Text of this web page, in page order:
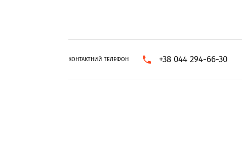
КОНТАКТНИЙ ТЕЛЕФОН +38 044 294-66-30